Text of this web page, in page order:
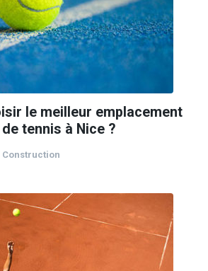
le meilleur emplacement
tennis à Nice ?
Construction